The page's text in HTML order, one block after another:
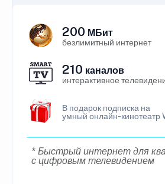
200 МБит
безлимитный интернет
210 каналов
интерактивное
В подарок подписка на
умный онлайн-кинотеатр
* Быстрый интернет для
с цифровым телевидением